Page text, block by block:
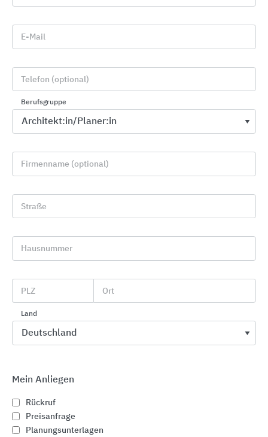
Geberit
E-Mail
Telefon (optional)
Berufsgruppe
Firmenname (optional)
Straße
Hausnummer
PLZ Ort
Land
Mein Anliegen
Rückruf
Preisanfrage
Planungsunterlagen